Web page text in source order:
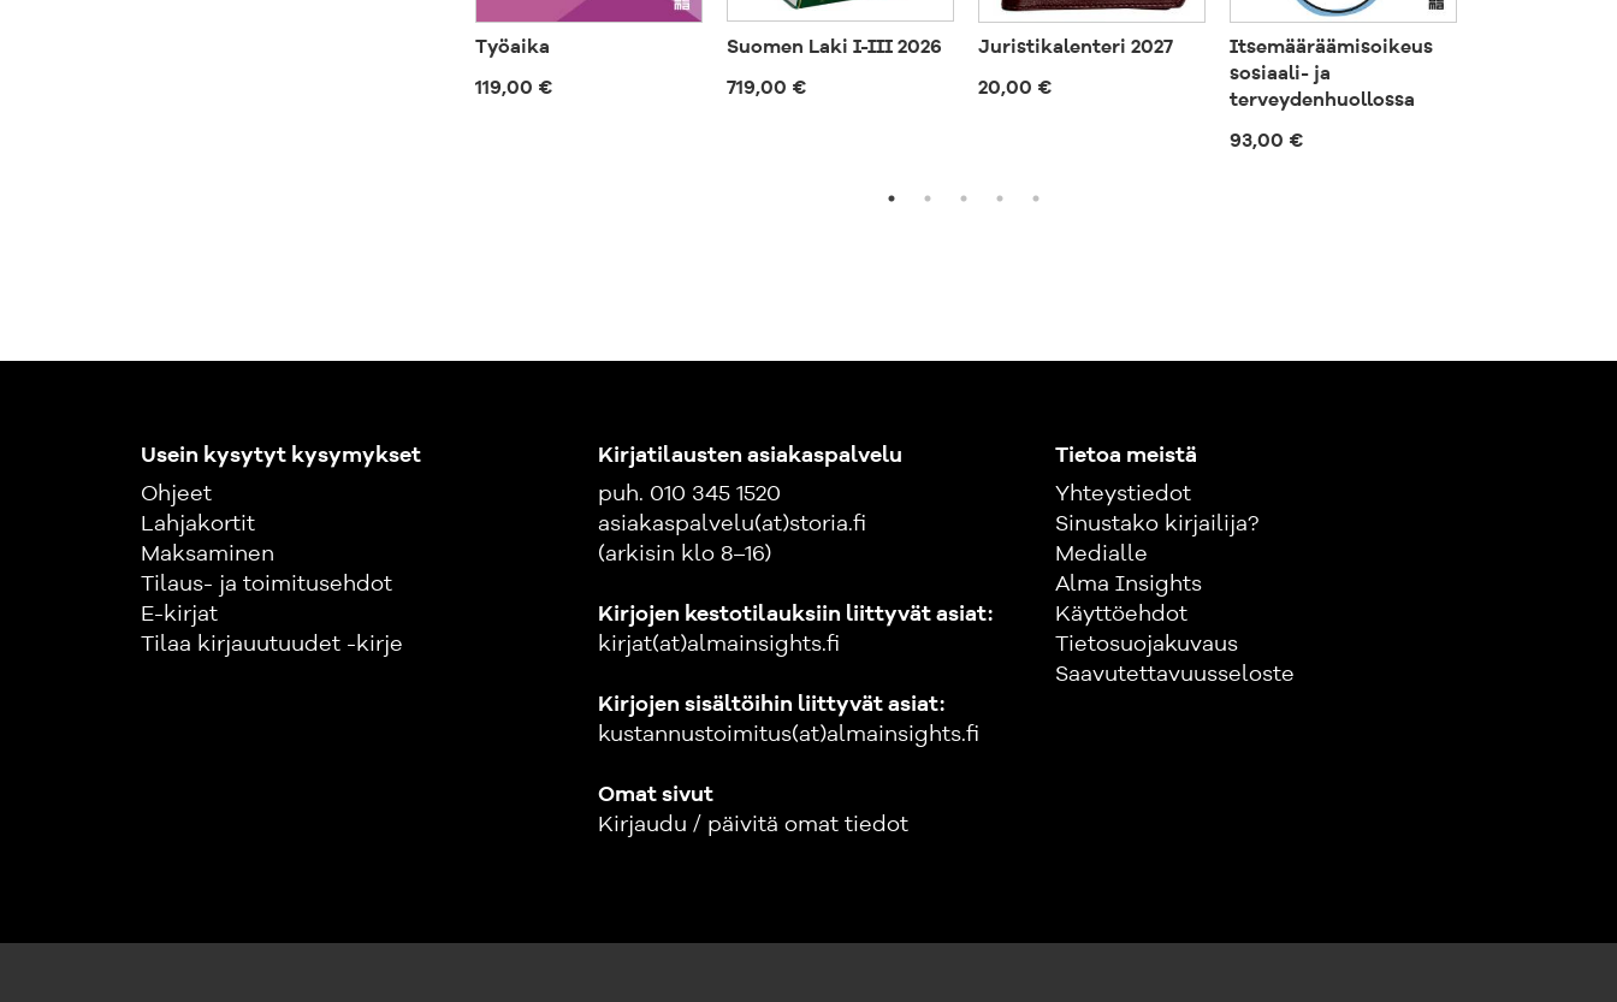
Työaika
119,00 €
Suomen Laki I-III 2026
719,00 €
Juristikalenteri 2027
20,00 €
Itsemääräämisoikeus
sosiaali- ja
terveydenhuollossa
93,00 €
Usein kysytyt kysymykset
Ohjeet
Lahjakortit
Maksaminen
Tilaus- ja toimitusehdot
E-kirjat
Tilaa kirjauutuudet -kirje
Kirjatilausten asiakaspalvelu
puh. 010 345 1520
asiakaspalvelu(at)storia.fi
(arkisin klo 8–16)
Kirjojen kestotilauksiin liittyvät asiat:
kirjat(at)almainsights.fi
Kirjojen sisältöihin liittyvät asiat:
kustannustoimitus(at)almainsights.fi
Omat sivut
Kirjaudu / päivitä omat tiedot
Tietoa meistä
Yhteystiedot
Sinustako kirjailija?
Medialle
Alma Insights
Käyttöehdot
Tietosuojakuvaus
Saavutettavuusseloste